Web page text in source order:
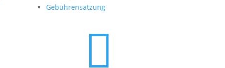
Gebührensatzung
